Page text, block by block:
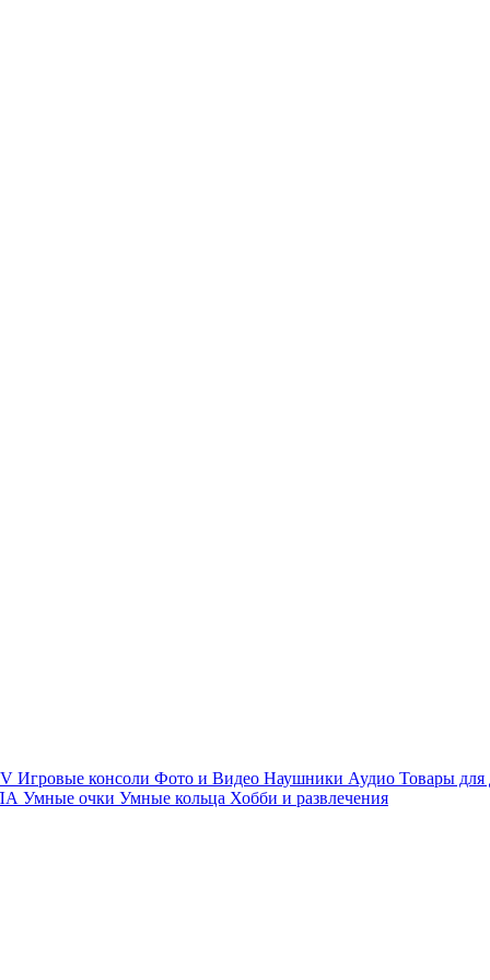
Игровые консоли Фото и Видео Наушники Аудио Товары для
Умные очки Умные кольца Хобби и развлечения